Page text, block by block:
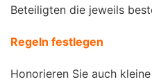
Beteiligten die jeweils
Regeln festlegen
Honorieren Sie auch